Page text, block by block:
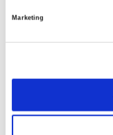
Marketing
French
>